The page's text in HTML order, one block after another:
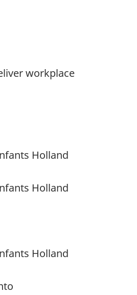
workplace
Holland
Holland
Holland